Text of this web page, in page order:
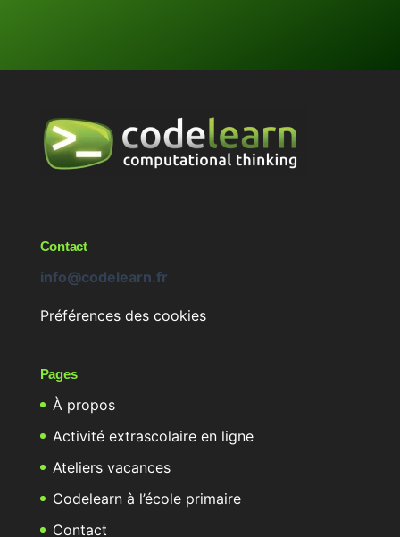
Contact
info@codelearn.fr
Préférences des cookies
Pages
À propos
Activité extrascolaire en ligne
Ateliers vacances
Codelearn à l’école primaire
Contact